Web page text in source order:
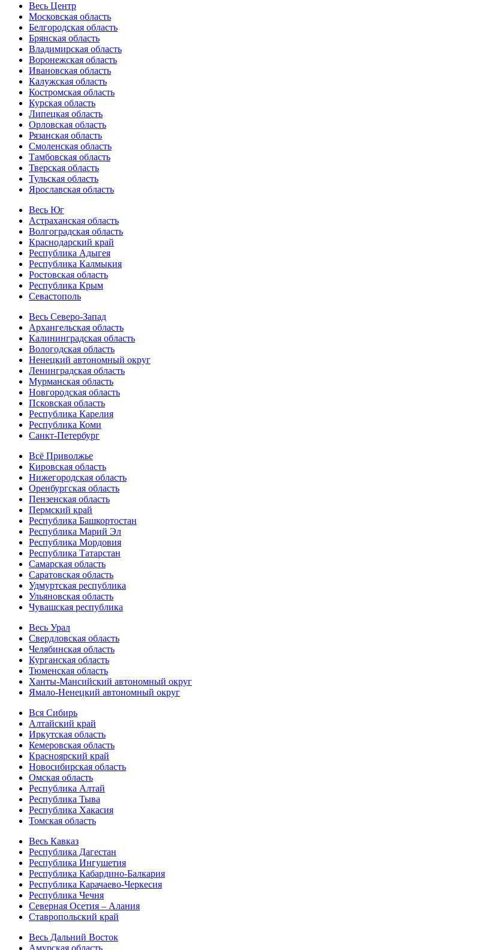
Весь Центр
Московская область
Белгородская область
Брянская область
Владимирская область
Воронежская область
Ивановская область
Калужская область
Костромская область
Курская область
Липецкая область
Орловская область
Рязанская область
Смоленская область
Тамбовская область
Тверская область
Тульская область
Ярославская область
Весь Юг
Астраханская область
Волгоградская область
Краснодарский край
Республика Адыгея
Республика Калмыкия
Ростовская область
Республика Крым
Севастополь
Весь Северо-Запад
Архангельская область
Калининградская область
Вологодская область
Ненецкий автономный округ
Ленинградская область
Мурманская область
Новгородская область
Псковская область
Республика Карелия
Республика Коми
Санкт-Петербург
Всё Приволжье
Кировская область
Нижегородская область
Оренбургская область
Пензенская область
Пермский край
Республика Башкортостан
Республика Марий Эл
Республика Мордовия
Республика Татарстан
Самарская область
Саратовская область
Удмуртская республика
Ульяновская область
Чувашская республика
Весь Урал
Свердловская область
Челябинская область
Курганская область
Тюменская область
Ханты-Мансийский автономный округ
Ямало-Ненецкий автономный округ
Вся Сибирь
Алтайский край
Иркутская область
Кемеровская область
Красноярский край
Новосибирская область
Омская область
Республика Алтай
Республика Тыва
Республика Хакасия
Томская область
Весь Кавказ
Республика Дагестан
Республика Ингушетия
Республика Кабардино-Балкария
Республика Карачаево-Черкесия
Республика Чечня
Северная Осетия – Алания
Ставропольский край
Весь Дальний Восток
Амурская область